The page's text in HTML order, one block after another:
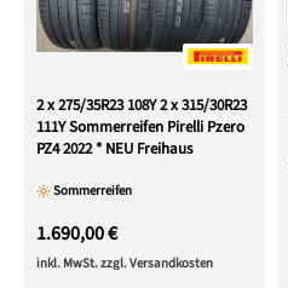
2 x 275/35R23 108Y 2 x 315/30R23
111Y Sommerreifen Pirelli Pzero
PZ4 2022 * NEU Freihaus
Sommerreifen
1.690,00 €
inkl. MwSt. zzgl. Versandkosten